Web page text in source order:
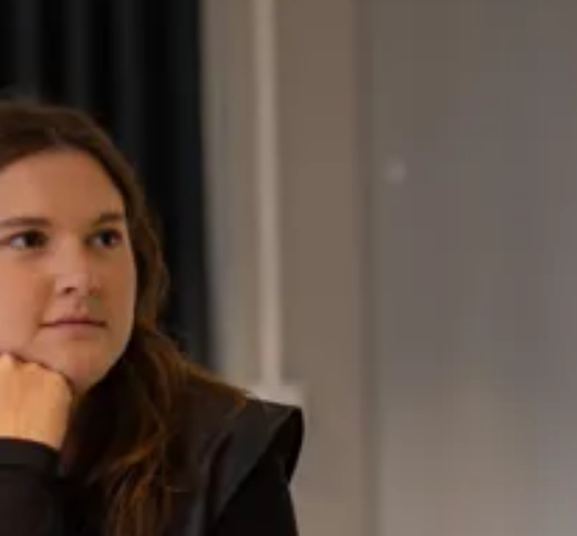
Komplettera med ett
medlemskap i facket
Som medlem kan du teckna en extra inkomstförsäkring via
upp till 80 % av hela inkomsten vid arbetslöshet. Facket ger
hjälp, lönestatistik och karriärstöd. Vi samarbetar med
och Vårdförbundet.
Om Akademikernas a-kassa